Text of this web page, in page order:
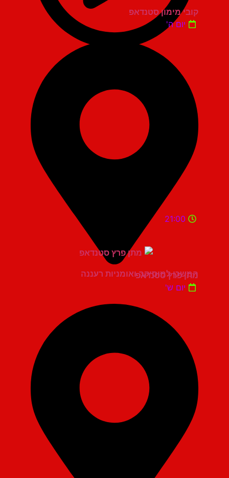
קובי מימון סטנדאפ
יום ה'
המשכן למוסיקה ואומניות רעננה
21:00
מתן פרץ סטנדאפ
יום ש'